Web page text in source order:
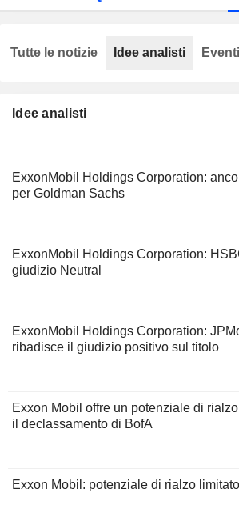
Idee analisti
ExxonMobil Holdings Corporation:
per Goldman Sachs
ExxonMobil Holdings Corporation:
giudizio Neutral
ExxonMobil Holdings Corporation:
ribadisce il giudizio positivo sul titolo
Exxon Mobil offre un potenziale di
il declassamento di BofA
Exxon Mobil: potenziale di rialzo
Tutte le notizie Idee analisti